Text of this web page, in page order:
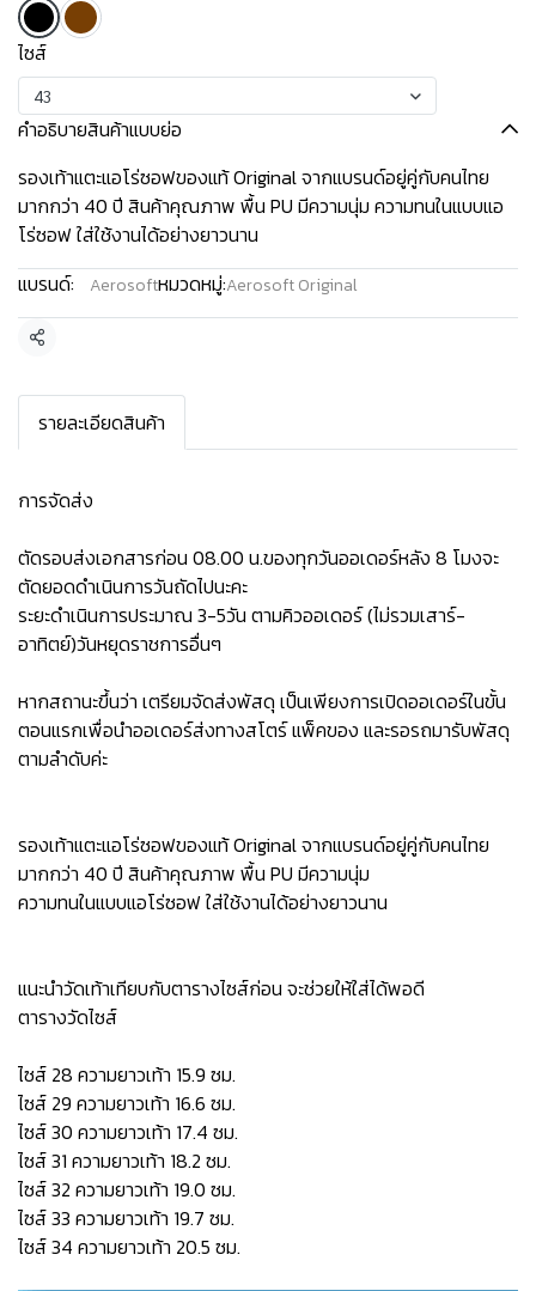
ไซส์
43
คำอธิบายสินค้าแบบย่อ
รองเท้าแตะแอโร่ซอฟของแท้ Original จากแบรนด์อยู่คู่กับคนไทย
มากกว่า 40 ปี สินค้าคุณภาพ พื้น PU มีความนุ่ม ความทนในแบบแอ
โร่ซอฟ ใส่ใช้งานได้อย่างยาวนาน
แบรนด์:
Aerosoftหมวดหมู่:Aerosoft Original
แชร์
รายละเอียดสินค้า
การจัดส่ง
ตัดรอบส่งเอกสารก่อน 08.00 น.ของทุกวันออเดอร์หลัง 8 โมงจะ
ตัดยอดดำเนินการวันถัดไปนะคะ
ระยะดำเนินการประมาณ 3-5วัน ตามคิวออเดอร์ (ไม่รวมเสาร์-
อาทิตย์)วันหยุดราชการอื่นๆ
หากสถานะขึ้นว่า เตรียมจัดส่งพัสดุ เป็นเพียงการเปิดออเดอร์ในขั้น
ตอนแรกเพื่อนำออเดอร์ส่งทางสโตร์ แพ็คของ และรอรถมารับพัสดุ
ตามลำดับค่ะ
รองเท้าแตะแอโร่ซอฟของแท้ Original จากแบรนด์อยู่คู่กับคนไทย
มากกว่า 40 ปี สินค้าคุณภาพ พื้น PU มีความนุ่ม
ความทนในแบบแอโร่ซอฟ ใส่ใช้งานได้อย่างยาวนาน
แนะนำวัดเท้าเทียบกับตารางไซส์ก่อน จะช่วยให้ใส่ได้พอดี
ตารางวัดไซส์
ไซส์ 28 ความยาวเท้า 15.9 ซม.
ไซส์ 29 ความยาวเท้า 16.6 ซม.
ไซส์ 30 ความยาวเท้า 17.4 ซม.
ไซส์ 31 ความยาวเท้า 18.2 ซม.
ไซส์ 32 ความยาวเท้า 19.0 ซม.
ไซส์ 33 ความยาวเท้า 19.7 ซม.
ไซส์ 34 ความยาวเท้า 20.5 ซม.